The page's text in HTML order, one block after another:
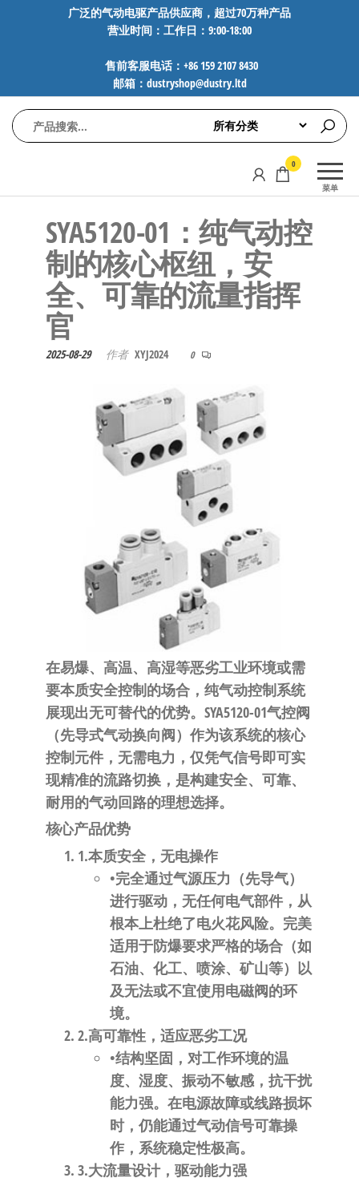
广泛的气动电驱产品供应商，超过70万种产品
营业时间：工作日：9:00-18:00
售前客服电话：+86 159 2107 8430
邮箱：dustryshop@dustry.ltd
动
FESTO、
AVENTICS等
品牌气动
元件，超
过88万种
工业自动
化零部
件，正品
保障，全
菜单
0
SYA5120-01：纯气动控
制的核心枢纽，安
全、可靠的流量指挥
官​​
2025-08-29 作者 XYJ2024 0
在易爆、高温、高湿等恶劣工业环境或需
要本质安全控制的场合，纯气动控制系统
展现出无可替代的优势。SYA5120-01气控阀
（先导式气动换向阀）作为该系统的核心
控制元件，无需电力，仅凭气信号即可实
现精准的流路切换，是构建安全、可靠、
耐用的气动回路的理想选择。
​核心产品优势​
1.​​本质安全，无电操作​
•完全通过气源压力（先导气）
进行驱动，无任何电气部件，从
根本上杜绝了电火花风险。完美
适用于防爆要求严格的场合（如
石油、化工、喷涂、矿山等）以
及无法或不宜使用电磁阀的环
境。
2.​​高可靠性，适应恶劣工况​
•结构坚固，对工作环境的温
度、湿度、振动不敏感，抗干扰
能力强。在电源故障或线路损坏
时，仍能通过气动信号可靠操
作，系统稳定性极高。
3.​​大流量设计，驱动能力强​